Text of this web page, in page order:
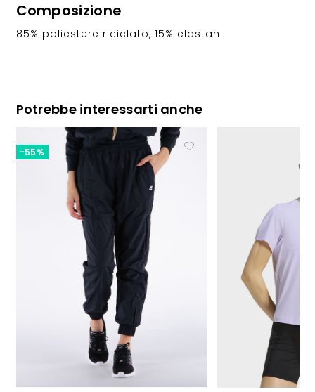
Composizione
85% poliestere riciclato, 15% elastan
Potrebbe interessarti anche
-55%